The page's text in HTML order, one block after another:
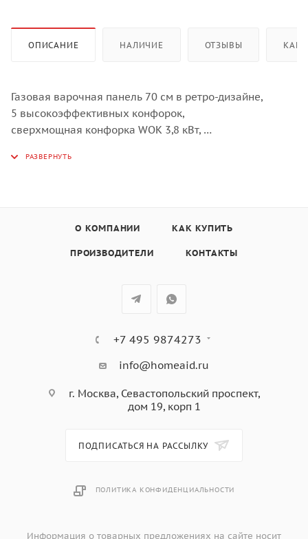
ОПИСАНИЕ НАЛИЧИЕ ОТЗЫВЫ КАК
Газовая варочная панель 70 см в ретро-дизайне,
5 высокоэффективных конфорок,
сверхмощная конфорка WOK 3,8 кВт,
газ-контроль каждой конфорки,
О КОМПАНИИ КАК КУПИТЬ
ПРОИЗВОДИТЕЛИ КОНТАКТЫ
+7 495 9874273
info@homeaid.ru
г. Москва, Севастопольский проспект,
дом 19, корп 1
ПОДПИСАТЬСЯ НА РАССЫЛКУ
ПОЛИТИКА КОНФИДЕНЦИАЛЬНОСТИ
Информация о товарных предложениях на сайте носит